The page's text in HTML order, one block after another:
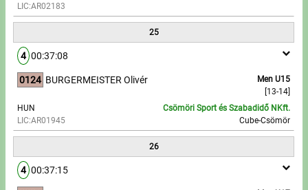
LIC:AR02183
25
4 00:37:08
0124
Men U15
[13-14]
BURGERMEISTER Olivér
HUN
LIC:AR01945
Csömöri Sport és Szabadidő NKft.
Cube-Csömör
26
4 00:37:15